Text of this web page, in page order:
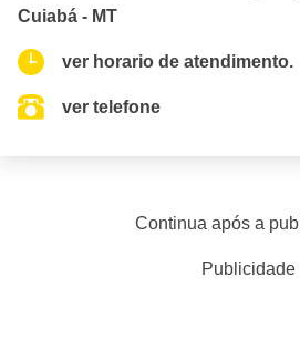
Cuiabá - MT
ver horario de atendimento.
ver telefone
Continua após a
Publicidade